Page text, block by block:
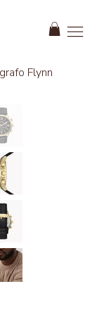
Flynn